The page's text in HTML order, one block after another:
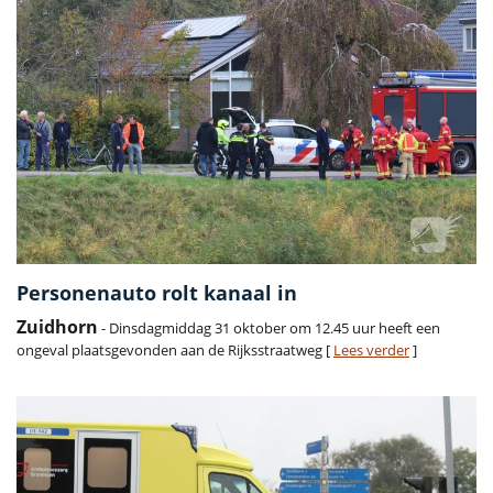
Personenauto rolt kanaal in
Zuidhorn - Dinsdagmiddag 31 oktober om 12.45 uur heeft een
ongeval plaatsgevonden aan de Rijksstraatweg [ Lees verder]